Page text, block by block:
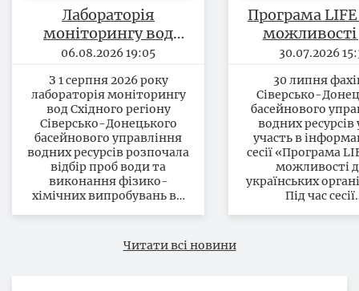
Лабораторія
моніторингу вод
Східного регіону
та виконання
випробувань по
басейну річки Дніпро
на території
Полтавської області
06.08.2026 19:05
З 1 серпня 2026 року
лабораторія моніторингу
вод Східного регіону
Сіверсько-Донецького
басейнового управління
водних ресурсів розпочала
відбір проб води та
виконання фізико-
хімічних випробувань в…
Програма
можливості
30.07.2026
30 липня
Сіверсько-
басейнового
водних ресурсів
участь в
сесії «Програма
можливості
українських
Під час
Читати всі новини